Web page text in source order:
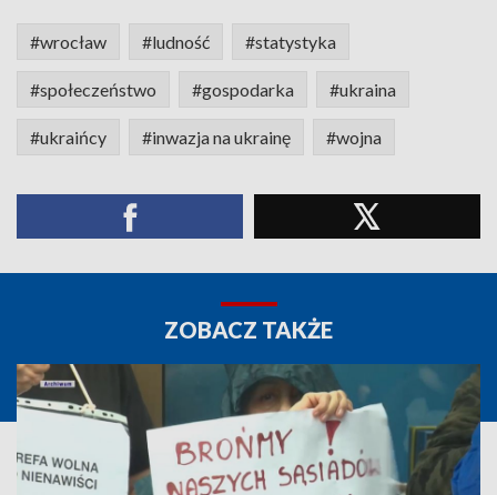
#wrocław #ludność #statystyka
#społeczeństwo #gospodarka #ukraina
#ukraińcy #inwazja na ukrainę #wojna
ZOBACZ TAKŻE